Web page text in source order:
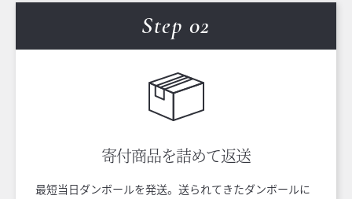
Step 02
寄付商品を詰めて返送
最短当日ダンボールを発送。送られてきたダンボールに